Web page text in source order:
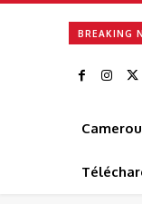
BREAKING